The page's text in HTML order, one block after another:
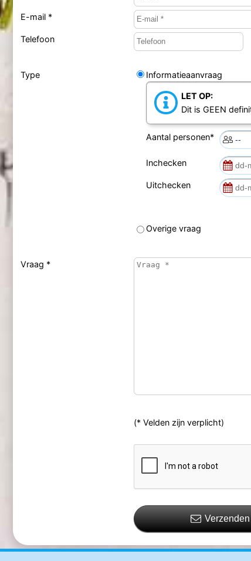
E-mail *
Telefoon
Type Informatieaanvraag
LET OP:
Dit is GEEN
Aantal personen*
Inchecken
Uitchecken
Overige vraag
Vraag *
(* Velden zijn verplicht)
Verzenden